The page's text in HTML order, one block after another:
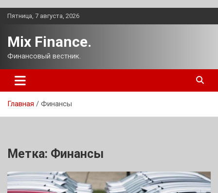
Перейти
Пятница, 7 августа, 2026
Mix Finance.
Финансовый вестник.
Главная Финансы
Метка: Финансы